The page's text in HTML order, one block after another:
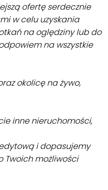
ofertę serdecznie
w celu uzyskania
na oględziny lub do
na wszystkie
okolicę na żywo,
inne nieruchomości,
i dopasujemy
możliwości